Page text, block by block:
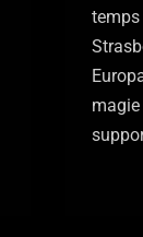
temps